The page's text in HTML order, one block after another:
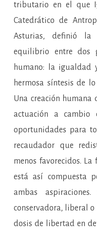
tributario en el que
Catedrático de
Asturias, definió la
equilibrio entre dos
humano: la igualdad
hermosa síntesis de
Una creación
actuación a
oportunidades para
recaudador que
menos favorecidos.
está así compuesta
ambas
conservadora, liberal
dosis de libertad en